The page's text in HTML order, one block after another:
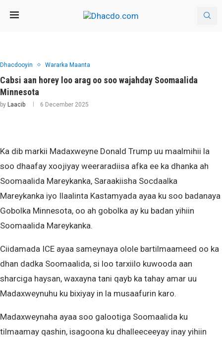
Dhacdooyin Wararka Maanta
Cabsi aan horey loo arag oo soo wajahday Soomaalida
Minnesota
by Laacib 6 December 2025
Ka dib markii Madaxweyne Donald Trump uu maalmihii la
soo dhaafay xoojiyay weeraradiisa afka ee ka dhanka ah
Soomaalida Mareykanka, Saraakiisha Socdaalka
Mareykanka iyo Ilaalinta Kastamyada ayaa ku soo badanaya
Gobolka Minnesota, oo ah gobolka ay ku badan yihiin
Soomaalida Mareykanka.
Ciidamada ICE ayaa sameynaya olole bartilmaameed oo ka
dhan dadka Soomaalida, si loo tarxiilo kuwooda aan
sharciga haysan, waxayna tani qayb ka tahay amar uu
Madaxweynuhu ku bixiyay in la musaafurin karo.
Madaxweynaha ayaa soo galootiga Soomaalida ku
tilmaamay qashin, isagoona ku dhalleeceeyay inay yihiin